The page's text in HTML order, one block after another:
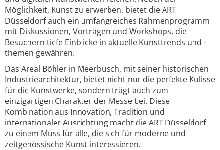
Möglichkeit, Kunst zu erwerben, bietet die ART
Düsseldorf auch ein umfangreiches Rahmenprogramm
mit Diskussionen, Vorträgen und Workshops, die
Besuchern tiefe Einblicke in aktuelle Kunsttrends und -
themen gewähren.
Das Areal Böhler in Meerbusch, mit seiner historischen
Industriearchitektur, bietet nicht nur die perfekte Kulisse
für die Kunstwerke, sondern trägt auch zum
einzigartigen Charakter der Messe bei. Diese
Kombination aus Innovation, Tradition und
internationaler Ausrichtung macht die ART Düsseldorf
zu einem Muss für alle, die sich für moderne und
zeitgenössische Kunst interessieren.